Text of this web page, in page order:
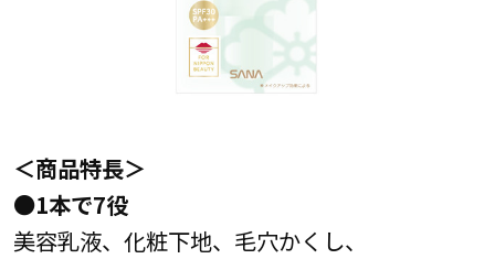
＜商品特長＞
●1本で7役
美容乳液、化粧下地、毛穴かくし、